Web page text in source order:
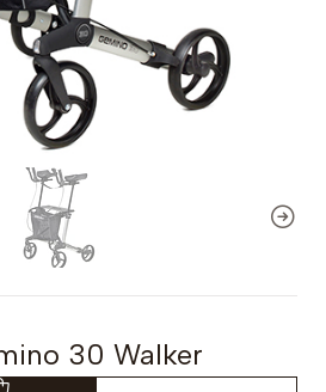
30 Walker